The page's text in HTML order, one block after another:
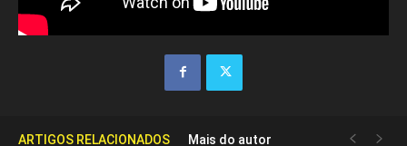
ARTIGOS RELACIONADOS Mais do autor